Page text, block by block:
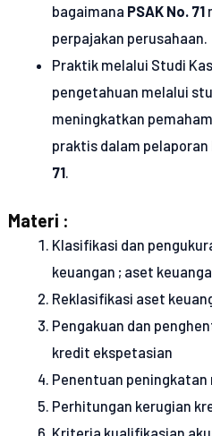
bagaimana PSAK No. 71
perpajakan perusahaan.
Praktik melalui Studi
pengetahuan melalui
meningkatkan
praktis dalam pelaporan
71.
Materi :
Klasifikasi dan
keuangan ; aset
Reklasifikasi aset
Pengakuan dan
kredit ekspetasian
Penentuan
Perhitungan kerugian
Kriteria kualifikasian